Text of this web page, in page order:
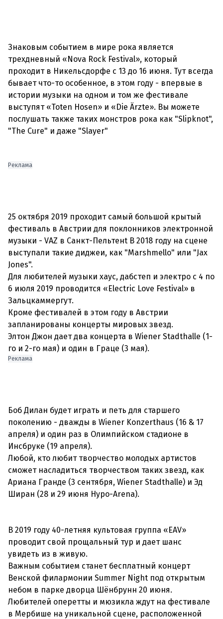
Знаковым событием в мире рока является
трехдневный «Nova Rock Festival», который
проходит в Никельсдорфе c 13 до 16 июня. Тут всегда
бывает что-то особенное, в этом году - впервые в
истории музыки на одном и том же фестивале
выступят «Toten Hosen» и «Die Ärzte». Вы можете
послушать также таких монстров рока как "Slipknot",
"The Cure" и даже "Slayer"
Реклама
25 октября 2019 проходит самый большой крытый
фестиваль в Австрии для поклонников электронной
музыки - VAZ в Санкт-Пельтенt В 2018 году на сцене
выступали такие диджеи, как "Marshmello" или "Jax
Jones".
Для любителей музыки хаус, дабстеп и электро с 4 по
6 июля 2019 проводится «Electric Love Festival» в
Зальцкаммергут.
Кроме фестивалей в этом году в Австрии
запланированы концерты мировых звезд.
Элтон Джон дает два концерта в Wiener Stadthalle (1-
го и 2-го мая) и один в Граце (3 мая).
Реклама
Боб Дилан будет играть и петь для старшего
поколению - дважды в Wiener Konzerthaus (16 & 17
апреля) и один раз в Олимпийском стадионе в
Инсбруке (19 апреля).
Любой, кто любит творчество молодых артистов
сможет насладиться творчеством таких звезд, как
Ариана Гранде (3 сентября, Wiener Stadthalle) и Эд
В 2019 году 40-летняя культовая группа «EAV»
проводит свой прощальный тур и дает шанс
увидеть из в живую.
Важным событием станет бесплатный концерт
Венской филармонии Summer Night под открытым
небом в парке дворца Шёнбрунн 20 июня.
Любителей оперетты и мюзикла ждут на фестивале
в Мербише на уникальной сцене, расположенной